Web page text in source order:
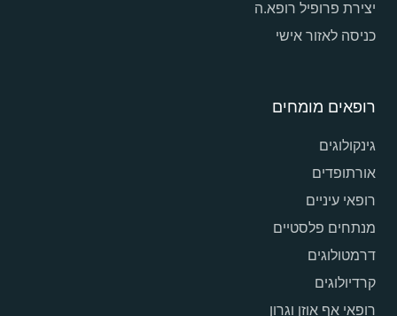
יצירת פרופיל רופא.ה
כניסה לאזור אישי
רופאים מומחים
גינקולוגים
אורתופדים
רופאי עיניים
מנתחים פלסטיים
דרמטולוגים
קרדיולוגים
רופאי אף אוזן וגרון